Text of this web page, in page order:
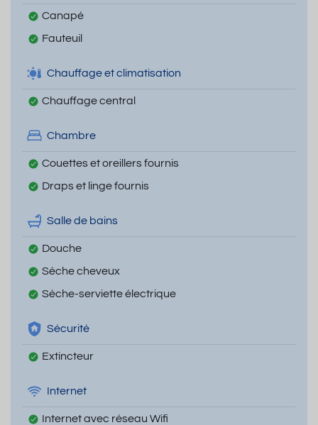
Canapé
Fauteuil
Chauffage et climatisation
Chauffage central
Chambre
Couettes et oreillers fournis
Draps et linge fournis
Salle de bains
Douche
Sèche cheveux
Sèche-serviette électrique
Sécurité
Extincteur
Internet
Internet avec réseau Wifi